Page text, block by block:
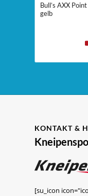
Bull’s AXX
gelb
KONTAKT &
[su_icon